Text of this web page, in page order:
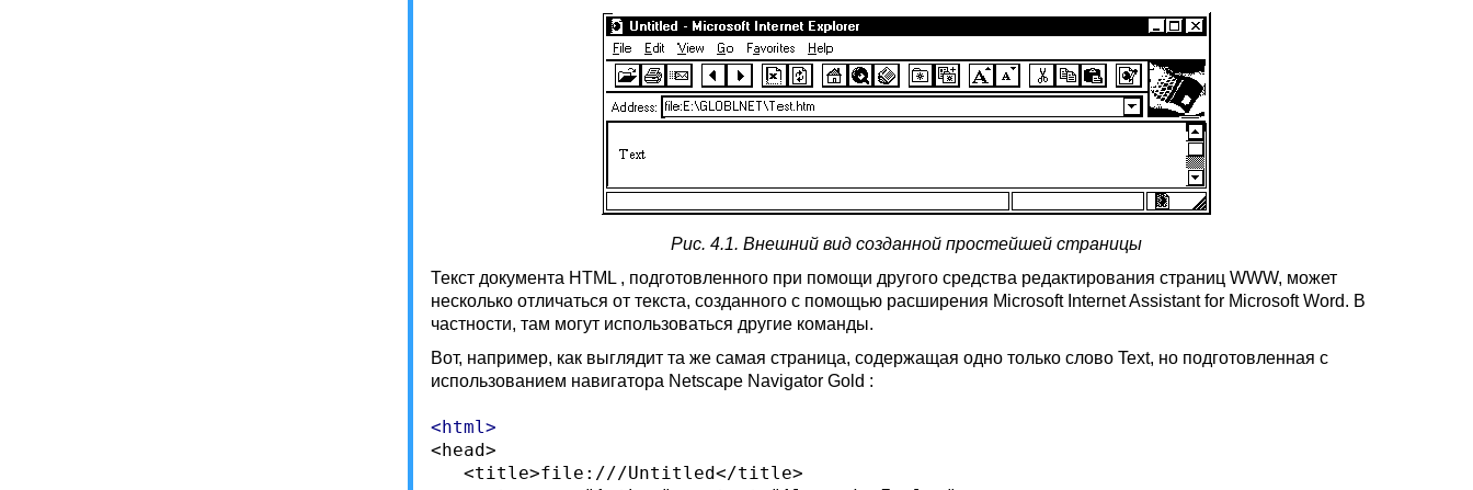
Рис. 4.1. Внешний вид созданной простейшей страницы
Текст документа HTML , подготовленного при помощи другого средства редактирования страниц WWW, может
несколько отличаться от текста, созданного с помощью расширения Microsoft Internet Assistant for Microsoft Word. В
частности, там могут использоваться другие команды.
Вот, например, как выглядит та же самая страница, содержащая одно только слово Text, но подготовленная с
использованием навигатора Netscape Navigator Gold :
<head>
   <title>file:///Untitled</title>